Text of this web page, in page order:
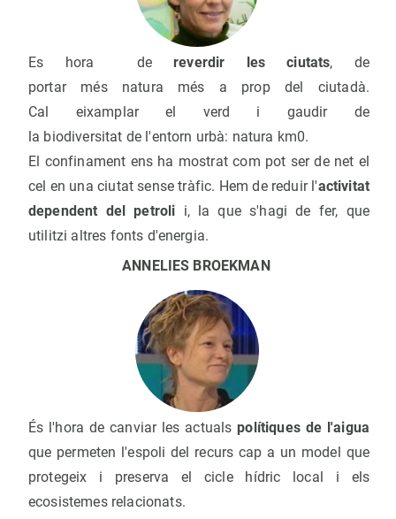
Es hora dereverdir les ciutats, de
portar més natura més a prop del ciutadà.
Cal eixamplar el verd i gaudir de
la biodiversitat de l'entorn urbà: natura km0.
El confinament ens ha mostrat com pot ser de net el
cel en una ciutat sense tràfic. Hem de reduir l'activitat
dependent del petroli i, la que s'hagi de fer, que
utilitzi altres fonts d'energia.
ANNELIES BROEKMAN
És l'hora de canviar les actualspolítiques de l'aigua
que permeten l'espoli del recurs cap a un model que
protegeix i preserva el cicle hídric local i els
ecosistemes relacionats.